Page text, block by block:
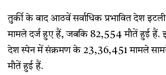
तुर्की के बाद आठवें सर्वाधिक प्रभावित देश
मामले दर्ज हुए हैं, जबकि 82,554 मौतें हुई हैं.
देश स्पेन में संक्रमण के 23,36,451 मामले
मौतें हुई हैं.